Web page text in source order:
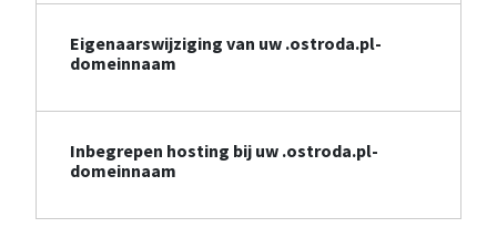
Eigenaarswijziging van uw .ostroda.pl-
domeinnaam
Inbegrepen hosting bij uw .ostroda.pl-
domeinnaam